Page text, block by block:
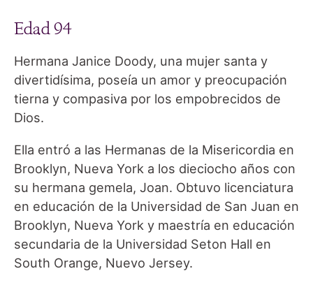
Edad 94
Hermana Janice Doody, una mujer santa y
divertidísima, poseía un amor y preocupación
tierna y compasiva por los empobrecidos de
Dios.
Ella entró a las Hermanas de la Misericordia en
Brooklyn, Nueva York a los dieciocho años con
su hermana gemela, Joan. Obtuvo licenciatura
en educación de la Universidad de San Juan en
Brooklyn, Nueva York y maestría en educación
secundaria de la Universidad Seton Hall en
South Orange, Nuevo Jersey.